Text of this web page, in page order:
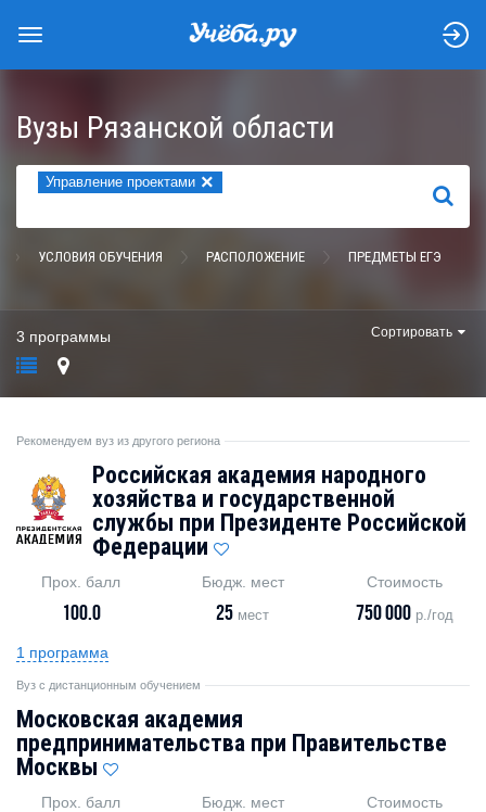
Вузы Рязанской области
Управление проектами ×
НАЙТИ
УСЛОВИЯ ОБУЧЕНИЯ РАСПОЛОЖЕНИЕ ПРЕДМЕТЫ ЕГЭ
3 программы Сортировать
Рекомендуем вуз из другого региона
Российская академия народного
хозяйства и государственной
службы при Президенте Российской
Федерации
Прох. балл
100.0
Бюдж. мест
25 мест
Стоимость
750 000 р./год
1 программа
Вуз с дистанционным обучением
Московская академия
предпринимательства при Правительстве
Москвы
Прох. балл Бюдж. мест Стоимость